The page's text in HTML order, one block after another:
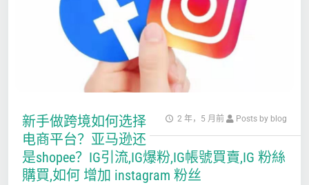
2 年，5 月前 Posts by blog
新手做跨境如何选择
电商平台？亚马逊还
是shopee？IG引流,IG爆粉,IG帳號買賣,IG 粉絲
購買,如何 增加 instagram 粉丝